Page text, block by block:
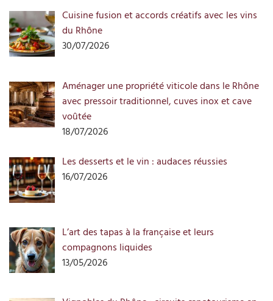
Cuisine fusion et accords créatifs avec les vins
du Rhône
30/07/2026
Aménager une propriété viticole dans le Rhône
avec pressoir traditionnel, cuves inox et cave
voûtée
18/07/2026
Les desserts et le vin : audaces réussies
16/07/2026
L’art des tapas à la française et leurs
compagnons liquides
13/05/2026